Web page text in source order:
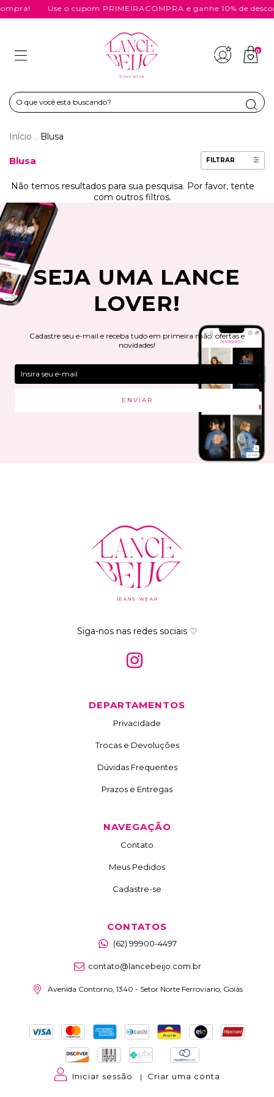
Use o cupom PRIMEIRACOMPRA e ganhe 10% de
0
Início . Blusa
Blusa FILTRAR
Não temos resultados para sua pesquisa. Por favor, tente
com outros filtros.
SEJA UMA LANCE
LOVER!
Cadastre seu e-mail e receba tudo em primeira mão: ofertas e
novidades!
Siga-nos nas redes sociais ♡
DEPARTAMENTOS
Privacidade
Trocas e Devoluções
Dúvidas Frequentes
Prazos e Entregas
NAVEGAÇÃO
Contato
Meus Pedidos
Cadastre-se
CONTATOS
(62) 99900-4497
contato@lancebeijo.com.br
Avenida Contorno, 1340 - Setor Norte Ferroviario, Goiás
Iniciar sessão | Criar uma conta